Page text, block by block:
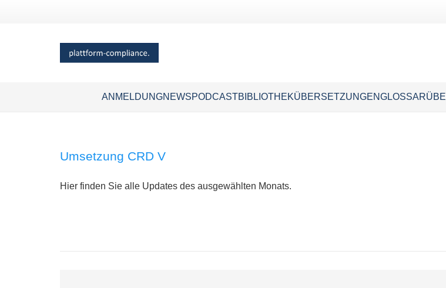
ANMELDUNGNEWSPODCASTBIBLIOTHEKÜBERSETZUNGENGLOSSAR
Umsetzung CRD V
Hier finden Sie alle Updates des ausgewählten Monats.